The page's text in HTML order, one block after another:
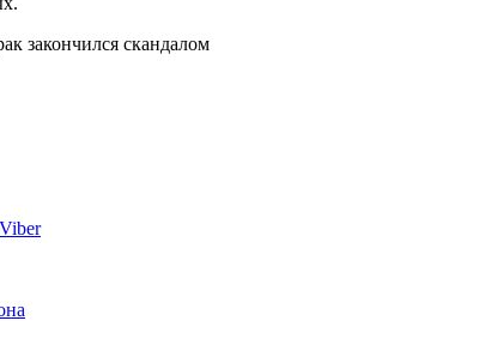
Viber